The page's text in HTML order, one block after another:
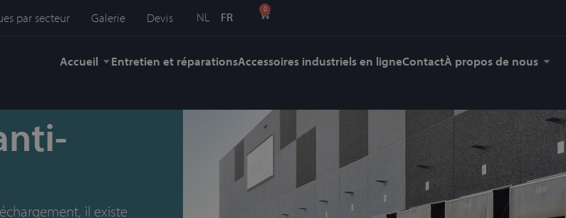
par secteur Galerie Devis NL FR
0
Accueil Entretien et réparationsAccessoires industriels en ligneContactÀ propos de nous
il existe